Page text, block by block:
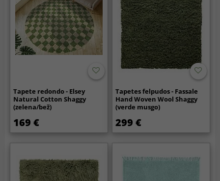
Tapete redondo - Elsey
Natural Cotton Shaggy
(zelena/bež)
169 €
Tapetes felpudos - Fassale
Hand Woven Wool Shaggy
(verde musgo)
299 €